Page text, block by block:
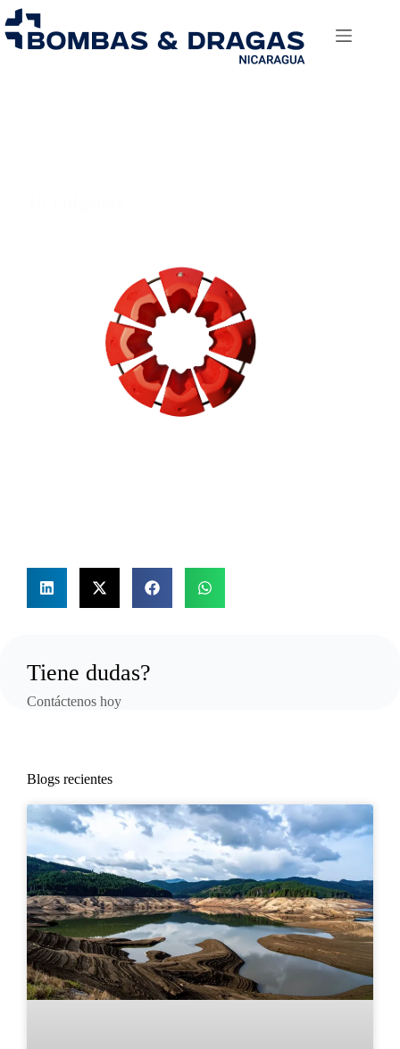
Tiene dudas?
Contáctenos hoy
Blogs recientes